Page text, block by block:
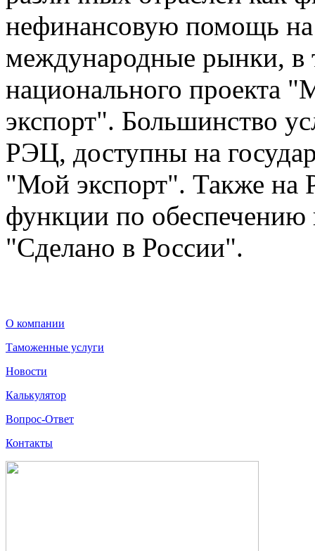
нефинансовую помощь на
международные рынки, в
национального проекта
экспорт". Большинство
РЭЦ, доступны на
"Мой экспорт". Также на
функции по
"Сделано в России".
О компании
Таможенные услуги
Новости
Калькулятор
Вопрос-Ответ
Контакты